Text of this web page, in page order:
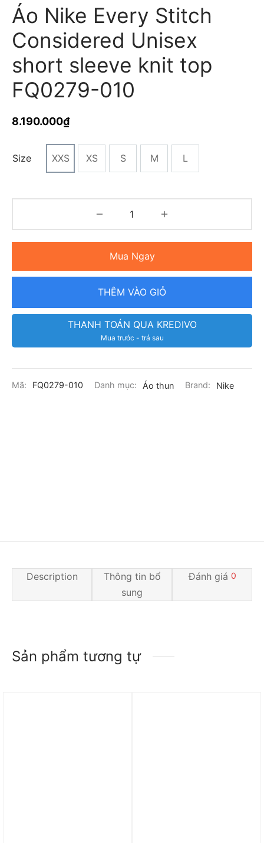
Áo Nike Every Stitch
Considered Unisex
short sleeve knit top
FQ0279-010
8.190.000₫
Size XXS XS S M L
Mua Ngay
THÊM VÀO GIỎ
THANH TOÁN QUA KREDIVO
Mua trước - trả sau
Mã: FQ0279-010 Danh mục: Áo thun Brand: Nike
Description
Thông tin bổ
sung
Đánh giá 0
Sản phẩm tương tự